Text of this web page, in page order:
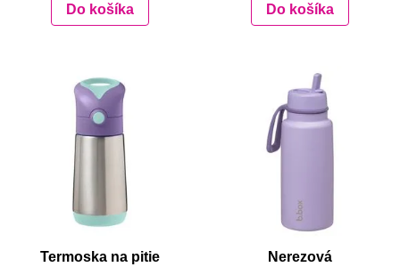
Do košíka Do košíka
Termoska na pitie
Nerezová